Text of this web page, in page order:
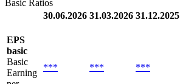
Basic Ratios
30.06.2026 31.03.2026 31.12.2025
EPS
basic
Basic
Earning
*** *** ***